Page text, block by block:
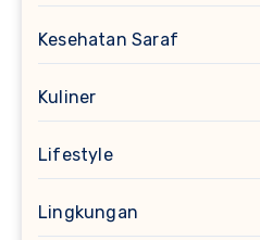
Kesehatan Saraf
Kuliner
Lifestyle
Lingkungan